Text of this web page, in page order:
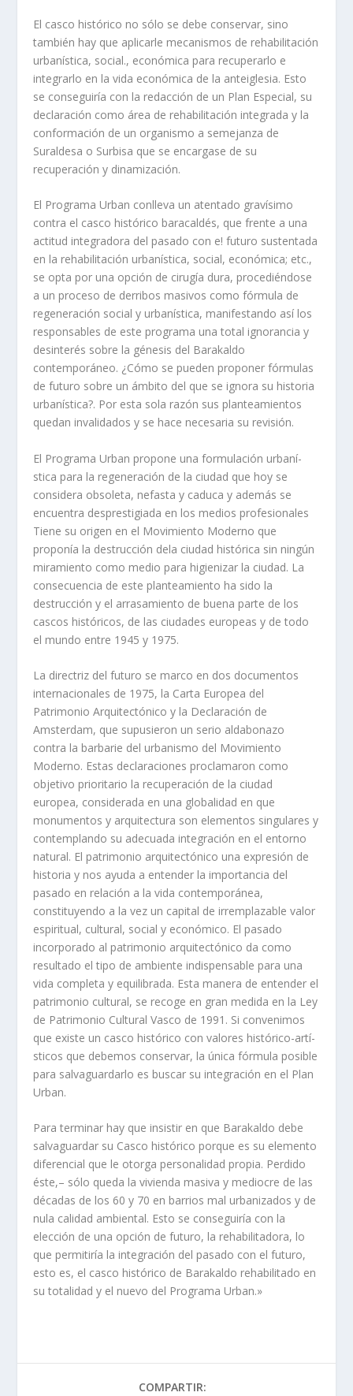
El casco histórico no sólo se debe conservar, sino
también hay que aplicarle mecanismos de rehabilitación
urbaní­stica, social., económica para recuperarlo e
integrarlo en la vida económica de la anteiglesia. Esto
se conseguirí­a con la redacción de un Plan Especial, su
declaración como área de rehabilitación integrada y la
conformación de un organismo a semejanza de
Suraldesa o Surbisa que se encargase de su
recuperación y dinamización.
El Programa Urban conlleva un atentado graví­simo
contra el casco histórico baracaldés, que frente a una
actitud integradora del pasado con e! futuro sustentada
en la rehabilitación urbaní­stica, social, económica; etc.,
se opta por una opción de cirugí­a dura, procediéndose
a un proceso de derribos masivos como fórmula de
regeneración social y urbaní­stica, manifestando así­ los
responsables de este programa una total ignorancia y
desinterés sobre la génesis del Barakaldo
contemporáneo. ¿Cómo se pueden proponer fórmulas
de futuro sobre un ámbito del que se ignora su historia
urbaní­stica?. Por esta sola razón sus planteamientos
quedan invalidados y se hace necesaria su revisión.
El Programa Urban propone una formulación urbaní­
stica para la regeneración de la ciudad que hoy se
considera obsoleta, nefasta y caduca y además se
encuentra desprestigiada en los medios profesionales
Tiene su origen en el Movimiento Moderno que
proponí­a la destrucción dela ciudad histórica sin ningún
miramiento como medio para higienizar la ciudad. La
consecuencia de este planteamiento ha sido la
destrucción y el arrasamiento de buena parte de los
cascos históricos, de las ciudades europeas y de todo
el mundo entre 1945y 1975.
La directriz del futuro se marco en dos documentos
internacionales de 1975, la Carta Europea del
Patrimonio Arquitectónico y la Declaración de
Amsterdam, que supusieron un serio aldabonazo
contra la barbarie del urbanismo del Movimiento
Moderno. Estas declaraciones proclamaron como
objetivo prioritario la recuperación de la ciudad
europea, considerada en una globalidad en que
monumentos y arquitectura son elementos singulares y
contemplando su adecuada integración en el entorno
natural. El patrimonio arquitectónico una expresión de
historia y nos ayuda a entender la importancia del
pasado en relación a la vida contemporánea,
constituyendo a la vez un capital de irremplazable valor
espiritual, cultural, social y económico. El pasado
incorporado al patrimonio arquitectónico da como
resultado el tipo de ambiente indispensable para una
vida completa y equilibrada. Esta manera de entender el
patrimonio cultural, se recoge en gran medida en la Ley
de Patrimonio Cultural Vasco de 1991. Si convenimos
que existe un casco histórico con valores histórico-artí­
sticos que debemos conservar, la única fórmula posible
para salvaguardarlo es buscar su integración en el Plan
Urban.
Para terminar hay que insistir en que Barakaldo debe
salvaguardar su Casco histórico porque es su elemento
diferencial que le otorga personalidad propia. Perdido
éste,– sólo queda la vivienda masiva y mediocre de las
décadas de los 60 y 70 en barrios mal urbanizados y de
nula calidad ambiental. Esto se conseguirí­a con la
elección de una opción de futuro, la rehabilitadora, lo
que permitirí­a la integración del pasado con el futuro,
esto es, el casco histórico de Barakaldo rehabilitado en
su totalidad y el nuevo del Programa Urban.»
COMPARTIR: